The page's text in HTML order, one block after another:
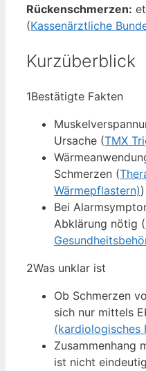
Rückenschmerzen:
(Kassenärztliche
Kurzüberblick
1Bestätigte Fakten
Ursache (TMX
Schmerzen (
Wärmepflastern))
Bei
Abklärung nötig (
2Was unklar ist
Ob Schmerzen
sich nur mittels
(kardiologisches
Zusammenhang
ist nicht